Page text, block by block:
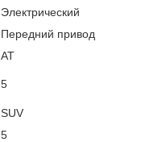
Электрический
Передний привод
AT
5
SUV
5